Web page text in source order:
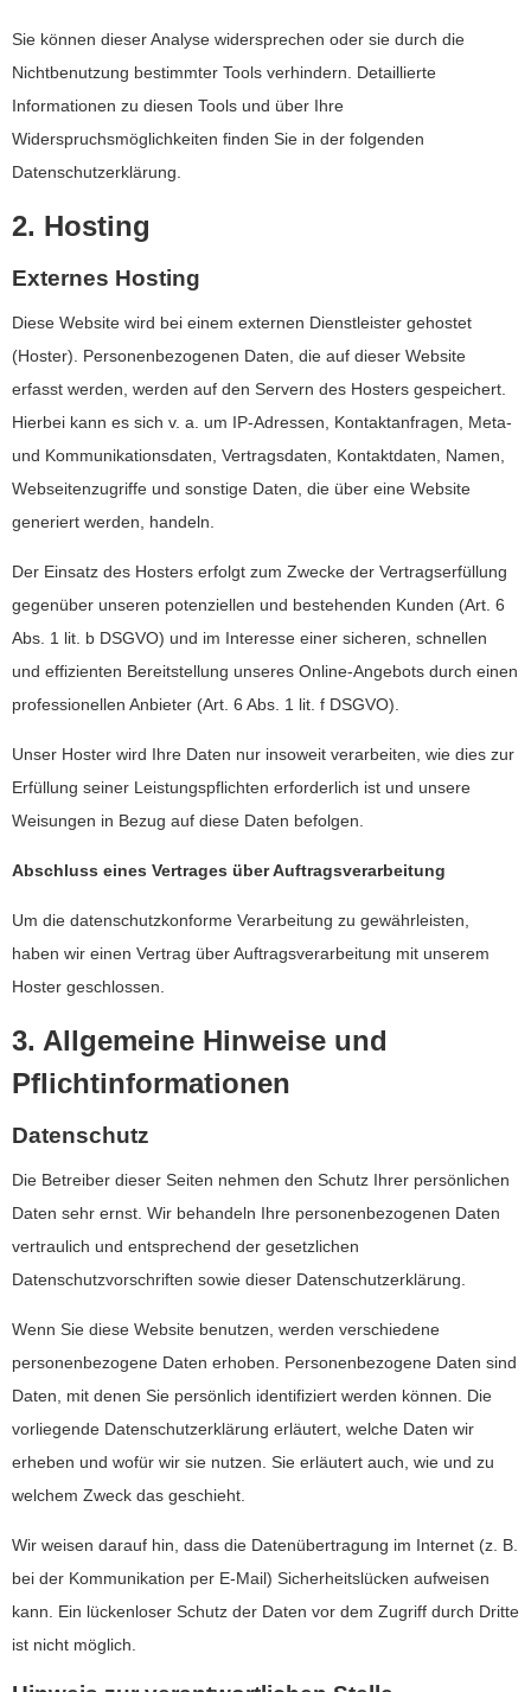
Sie können dieser Analyse widersprechen oder sie durch die
Nichtbenutzung bestimmter Tools verhindern. Detaillierte
Informationen zu diesen Tools und über Ihre
Widerspruchsmöglichkeiten finden Sie in der folgenden
Datenschutzerklärung.
2. Hosting
Externes Hosting
Diese Website wird bei einem externen Dienstleister gehostet
(Hoster). Personenbezogenen Daten, die auf dieser Website
erfasst werden, werden auf den Servern des Hosters gespeichert.
Hierbei kann es sich v. a. um IP-Adressen, Kontaktanfragen, Meta-
und Kommunikationsdaten, Vertragsdaten, Kontaktdaten, Namen,
Webseitenzugriffe und sonstige Daten, die über eine Website
generiert werden, handeln.
Der Einsatz des Hosters erfolgt zum Zwecke der Vertragserfüllung
gegenüber unseren potenziellen und bestehenden Kunden (Art. 6
Abs. 1 lit. b DSGVO) und im Interesse einer sicheren, schnellen
und effizienten Bereitstellung unseres Online-Angebots durch einen
professionellen Anbieter (Art. 6 Abs. 1 lit. f DSGVO).
Unser Hoster wird Ihre Daten nur insoweit verarbeiten, wie dies zur
Erfüllung seiner Leistungspflichten erforderlich ist und unsere
Weisungen in Bezug auf diese Daten befolgen.
Abschluss eines Vertrages über Auftragsverarbeitung
Um die datenschutzkonforme Verarbeitung zu gewährleisten,
haben wir einen Vertrag über Auftragsverarbeitung mit unserem
Hoster geschlossen.
3. Allgemeine Hinweise und
Pflichtinformationen
Datenschutz
Die Betreiber dieser Seiten nehmen den Schutz Ihrer persönlichen
Daten sehr ernst. Wir behandeln Ihre personenbezogenen Daten
vertraulich und entsprechend der gesetzlichen
Datenschutzvorschriften sowie dieser Datenschutzerklärung.
Wenn Sie diese Website benutzen, werden verschiedene
personenbezogene Daten erhoben. Personenbezogene Daten sind
Daten, mit denen Sie persönlich identifiziert werden können. Die
vorliegende Datenschutzerklärung erläutert, welche Daten wir
erheben und wofür wir sie nutzen. Sie erläutert auch, wie und zu
welchem Zweck das geschieht.
Wir weisen darauf hin, dass die Datenübertragung im Internet (z. B.
bei der Kommunikation per E-Mail) Sicherheitslücken aufweisen
kann. Ein lückenloser Schutz der Daten vor dem Zugriff durch Dritte
ist nicht möglich.